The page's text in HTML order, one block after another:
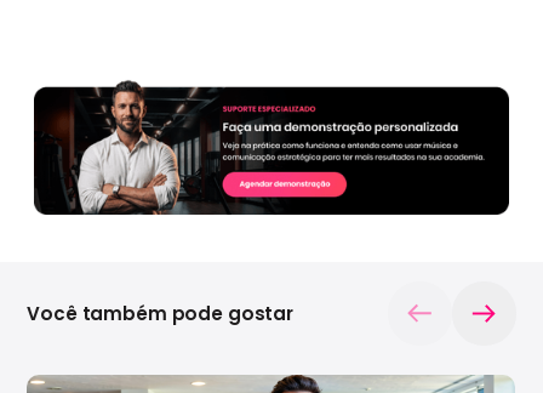
Você também pode gostar